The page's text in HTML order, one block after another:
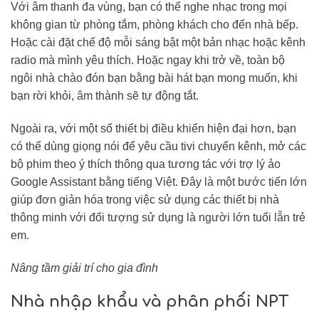
Với âm thanh đa vùng, bạn có thể nghe nhạc trong mọi
không gian từ phòng tắm, phòng khách cho đến nhà bếp.
Hoặc cài đặt chế độ mỗi sáng bật một bản nhạc hoặc kênh
radio mà mình yêu thích. Hoặc ngay khi trở về, toàn bộ
ngôi nhà chào đón bạn bằng bài hát bạn mong muốn, khi
bạn rời khỏi, âm thành sẽ tự động tắt.
Ngoài ra, với một số thiết bị điều khiển hiện đại hơn, bạn
có thể dùng giọng nói để yêu cầu tivi ​​chuyển kênh, mở các
bộ phim theo ý thích thông qua tương tác với trợ lý ảo
Google Assistant bằng tiếng Việt. Đây là một bước tiến lớn
giúp đơn giản hóa trong việc sử dụng các thiết bị nhà
thông minh với đối tượng sử dụng là người lớn tuổi lẫn trẻ
em.
Nâng tầm giải trí cho gia đình
Nhà nhập khẩu và phân phối NPT